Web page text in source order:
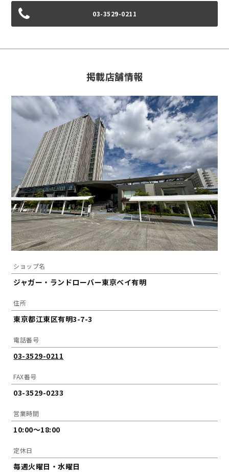
03-3529-0211
掲載店舗情報
ショップ名
ジャガー・ランドローバー東京ベイ有明
住所
東京都江東区有明3-7-3
電話番号
03-3529-0211
FAX番号
03-3529-0233
営業時間
10:00～18:00
定休日
毎週火曜日・水曜日